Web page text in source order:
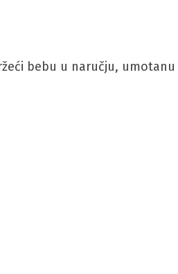
bebu u naručju, umotanu